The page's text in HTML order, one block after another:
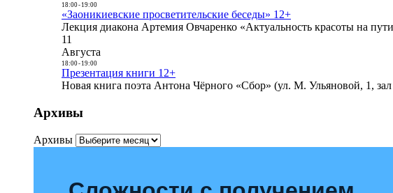
18:00- 19:00
«Заоникиевские просветительские беседы» 12+
Лекция диакона Артемия Овчаренко «Актуальность красоты на
11
Августа
18:00- 19:00
Презентация книги 12+
Новая книга поэта Антона Чёрного «Сбор» (ул. М. Ульяновой, 1,
Архивы
Архивы